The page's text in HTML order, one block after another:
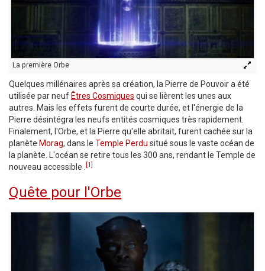
La première Orbe
Quelques millénaires après sa création, la Pierre de Pouvoir a été
utilisée par neuf Êtres Cosmiques qui se lièrent les unes aux
autres. Mais les effets furent de courte durée, et l'énergie de la
Pierre désintégra les neufs entités cosmiques très rapidement.
Finalement, l'Orbe, et la Pierre qu'elle abritait, furent cachée sur la
planète Morag, dans le Temple Perdu situé sous le vaste océan de
la planète. L'océan se retire tous les 300 ans, rendant le Temple de
nouveau accessible . [1]
Quête pour l'Orbe